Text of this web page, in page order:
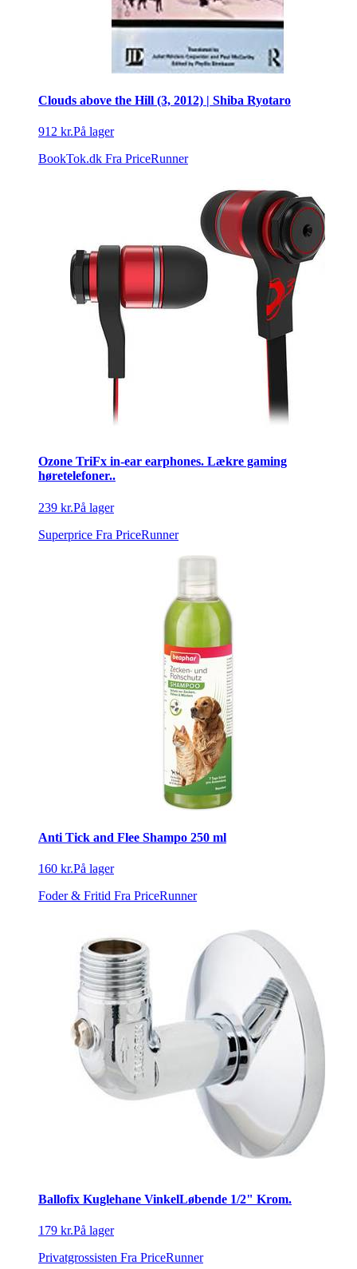
Clouds above the Hill (3, 2012) | Shiba Ryotaro
912 kr.På lager
BookTok.dk Fra PriceRunner
Ozone TriFx in-ear earphones. Lækre gaming
høretelefoner..
239 kr.På lager
Superprice Fra PriceRunner
Anti Tick and Flee Shampo 250 ml
160 kr.På lager
Foder & Fritid Fra PriceRunner
Ballofix Kuglehane VinkelLøbende 1/2" Krom.
179 kr.På lager
Privatgrossisten Fra PriceRunner